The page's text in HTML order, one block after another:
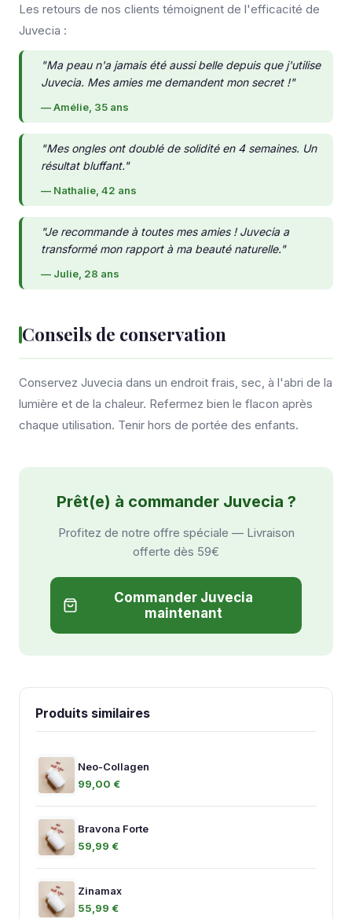
Les retours de nos clients témoignent de l'efficacité de
Juvecia :
"Ma peau n'a jamais été aussi belle depuis que j'utilise
Juvecia. Mes amies me demandent mon secret !"
— Amélie, 35 ans
"Mes ongles ont doublé de solidité en 4 semaines. Un
résultat bluffant."
— Nathalie, 42 ans
"Je recommande à toutes mes amies ! Juvecia a
transformé mon rapport à ma beauté naturelle."
— Julie, 28 ans
Conseils de conservation
Conservez Juvecia dans un endroit frais, sec, à l'abri de la
lumière et de la chaleur. Refermez bien le flacon après
chaque utilisation. Tenir hors de portée des enfants.
Prêt(e) à commander Juvecia ?
Profitez de notre offre spéciale — Livraison
offerte dès 59€
Commander Juvecia
maintenant
Produits similaires
Neo-Collagen
99,00 €
Bravona Forte
59,99 €
Zinamax
55,99 €